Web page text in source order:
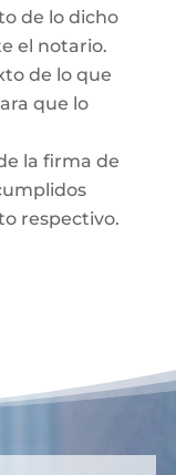
de lo dicho
el notario.
de lo que
que lo
la firma de
respectivo.